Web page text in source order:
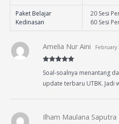
Paket Belajar
Kedinasan
20 Sesi
60 Sesi
of 5
Amelia Nur Aini February
Soal-soalnya menantang
update terbaru UTBK. Jadi
Ilham Maulana Saputra